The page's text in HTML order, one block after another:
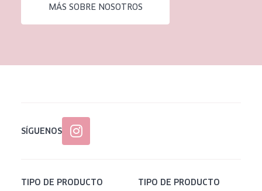
MÁS SOBRE NOSOTROS
SÍGUENOS
TIPO DE PRODUCTO TIPO DE PRODUCTO